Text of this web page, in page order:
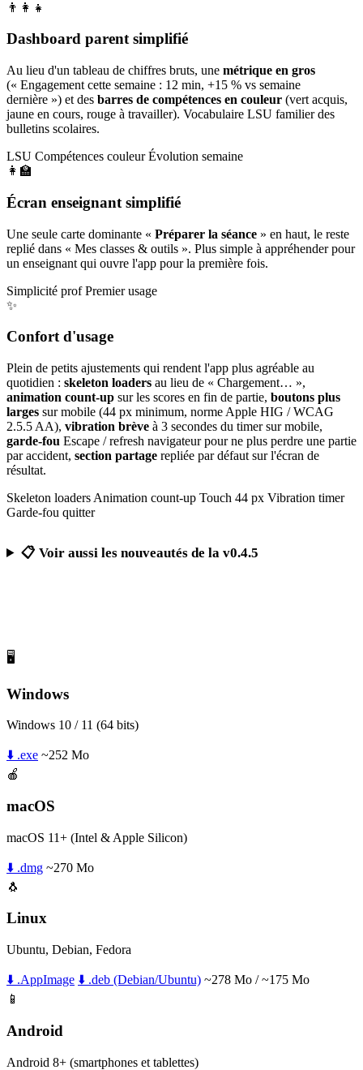
👨‍👩‍👧
Dashboard parent simplifié
Au lieu d'un tableau de chiffres bruts, une métrique en gros
(« Engagement cette semaine : 12 min, +15 % vs semaine
dernière ») et des barres de compétences en couleur (vert acquis,
jaune en cours, rouge à travailler). Vocabulaire LSU familier des
bulletins scolaires.
LSU Compétences couleur Évolution semaine
👩‍🏫
Écran enseignant simplifié
Une seule carte dominante « Préparer la séance » en haut, le reste
replié dans « Mes classes & outils ». Plus simple à appréhender pour
un enseignant qui ouvre l'app pour la première fois.
Simplicité prof Premier usage
✨
Confort d'usage
Plein de petits ajustements qui rendent l'app plus agréable au
quotidien : skeleton loaders au lieu de « Chargement… »,
animation count-up sur les scores en fin de partie, boutons plus
larges sur mobile (44 px minimum, norme Apple HIG / WCAG
2.5.5 AA), vibration brève à 3 secondes du timer sur mobile,
garde-fou Escape / refresh navigateur pour ne plus perdre une partie
par accident, section partage repliée par défaut sur l'écran de
résultat.
Skeleton loaders Animation count-up Touch 44 px Vibration timer
Garde-fou quitter
📋 Voir aussi les nouveautés de la v0.4.5
🖥️
Windows
Windows 10 / 11 (64 bits)
⬇️ .exe ~252 Mo
🍎
macOS
macOS 11+ (Intel & Apple Silicon)
⬇️ .dmg ~270 Mo
🐧
Linux
Ubuntu, Debian, Fedora
⬇️ .AppImage ⬇️ .deb (Debian/Ubuntu) ~278 Mo / ~175 Mo
📱
Android
Android 8+ (smartphones et tablettes)